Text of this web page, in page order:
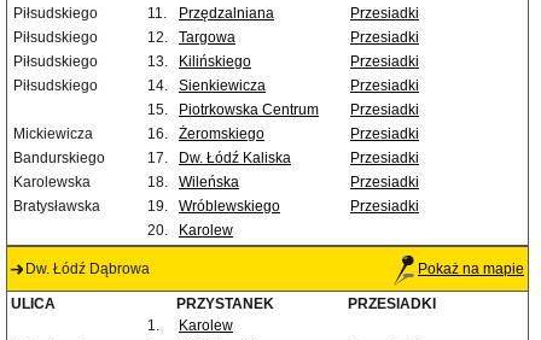
Piłsudskiego
11. Przędzalniana
Przesiadki
Piłsudskiego
12. Targowa
Przesiadki
Piłsudskiego
13. Kilińskiego
Przesiadki
Piłsudskiego
14. Sienkiewicza
Przesiadki
15.
Piotrkowska Centrum
Przesiadki
Mickiewicza
16. Żeromskiego
Przesiadki
Bandurskiego
17. Dw. Łódź Kaliska
Przesiadki
Karolewska
18. Wileńska
Przesiadki
Bratysławska
19. Wróblewskiego
Przesiadki
20.
Karolew
Dw. Łódź Dąbrowa Pokaż na mapie
ULICA PRZYSTANEK
PRZESIADKI
1.
Karolew